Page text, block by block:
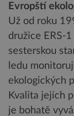
Evropští
Už od roku
družice ERS-
sesterskou
ledu
ekologických
Kvalita jejích
je bohatě